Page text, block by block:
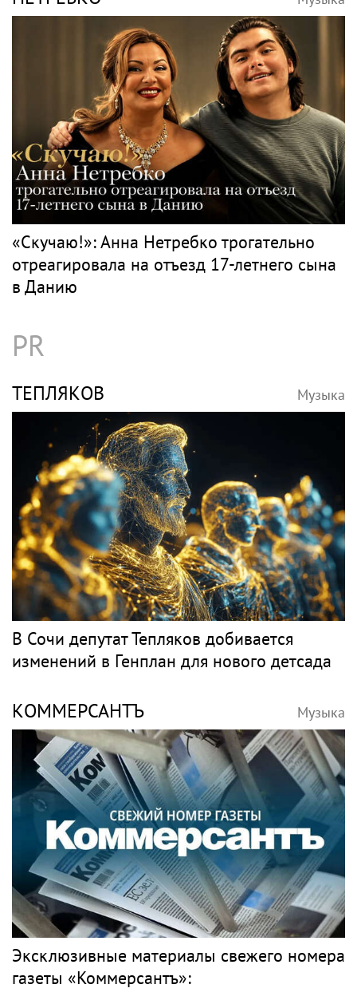
«Скучаю!»: Анна Нетребко трогательно
отреагировала на отъезд 17-летнего сына
в Данию
PR
ТЕПЛЯКОВ Музыка
В Сочи депутат Тепляков добивается
изменений в Генплан для нового детсада
КОММЕРСАНТЪ Музыка
Эксклюзивные материалы свежего номера
газеты «Коммерсантъ»: